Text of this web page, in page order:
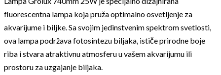
fluorescentna lampa koja pruža optimalno osvetljenje za
akvarijume i biljke. Sa svojim jedinstvenim spektrom svetlosti,
ova lampa podržava fotosintezu biljaka, ističe prirodne boje
riba i stvara atraktivnu atmosferu u vašem akvarijumu ili
prostoru za uzgajanje biljaka.